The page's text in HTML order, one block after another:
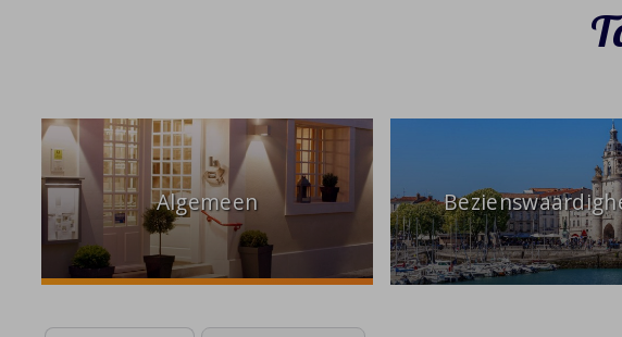
Algemeen